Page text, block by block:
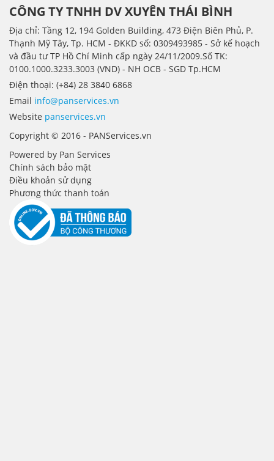
CÔNG TY TNHH DV XUYÊN THÁI BÌNH
Địa chỉ: Tầng 12, 194 Golden Building, 473 Điện Biên Phủ, P.
Thạnh Mỹ Tây, Tp. HCM - ÐKKD số: 0309493985 - Sở kế hoạch
và đầu tư TP Hồ Chí Minh cấp ngày 24/11/2009.Số TK:
0100.1000.3233.3003 (VND) - NH OCB - SGD Tp.HCM
Điện thoại: (+84) 28 3840 6868
Email info@panservices.vn
Website panservices.vn
Copyright © 2016 - PANServices.vn
Powered by Pan Services
Chính sách bảo mật
Điều khoản sử dụng
Phương thức thanh toán